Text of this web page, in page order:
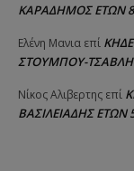
ΚΑΡΑΔΗΜΟΣ ΕΤΩΝ
Ελένη Μανια επί
ΣΤΟΥΜΠΟΥ-ΤΣΑΒΛΗ
Νίκος Αλιβερτης επί
ΒΑΣΙΛΕΙΑΔΗΣ ΕΤΩΝ